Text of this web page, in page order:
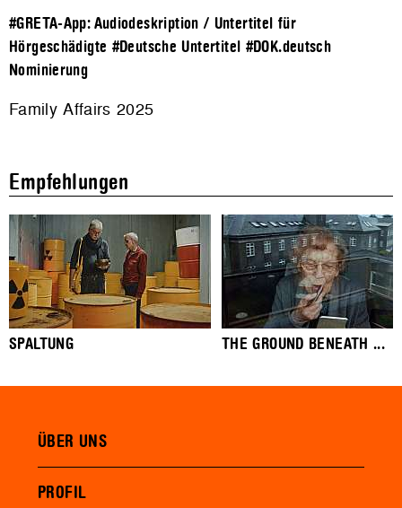
#GRETA-App: Audiodeskription / Untertitel für
Hörgeschädigte #Deutsche Untertitel #DOK.deutsch
Nominierung
Family Affairs 2025
Empfehlungen
SPALTUNG THE GROUND BENEATH ...
ÜBER UNS
PROFIL